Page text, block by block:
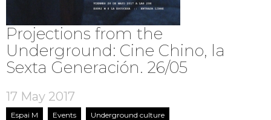
Projections from the
Underground: Cine Chino, la
Sexta Generación. 26/05
17 May 2017
Espai M Events Underground culture